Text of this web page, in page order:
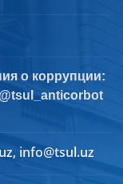
о коррупции:
info@tsul.uz